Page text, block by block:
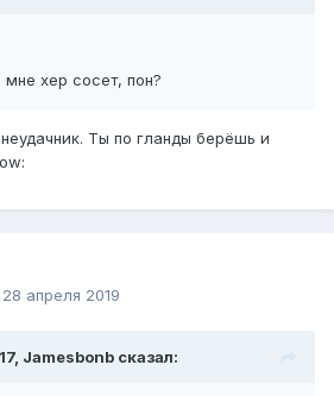
мне хер сосет, пон?
Ты по гланды берёшь и
28 апреля 2019
Jamesbonb сказал: